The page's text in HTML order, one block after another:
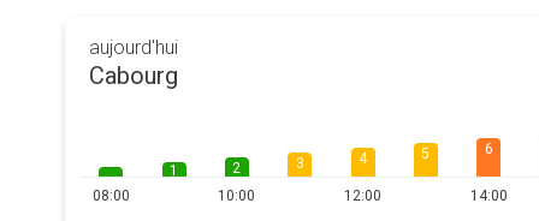
aujourd'hui
Cabourg
08:00
1
2
10:00
3 4
12:00
5 6
14:00